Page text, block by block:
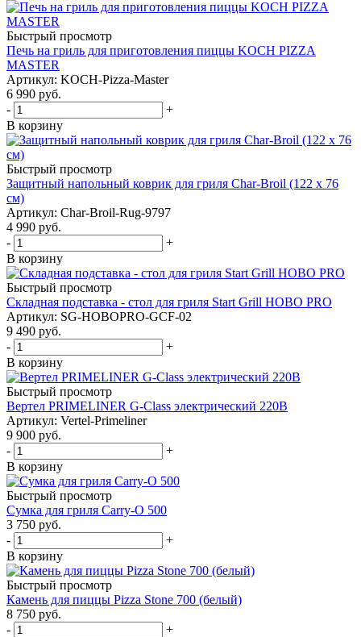
Быстрый просмотр
Печь на гриль для приготовления пиццы KOCH PIZZA
MASTER
Артикул: KOCH-Pizza-Master
6 990 руб.
-
+
В корзину
Быстрый просмотр
Защитный напольный коврик для гриля Char-Broil (122 х 76
см)
Артикул: Char-Broil-Rug-9797
4 990 руб.
-
+
В корзину
Быстрый просмотр
Складная подставка - стол для гриля Start Grill HOBO PRO
Артикул: SG-HOBOPRO-GCF-02
9 490 руб.
-
+
В корзину
Быстрый просмотр
Вертел PRIMELINER G-Class электрический 220В
Артикул: Vertel-Primeliner
9 900 руб.
-
+
В корзину
Быстрый просмотр
Сумка для гриля Carry-O 500
3 750 руб.
-
+
В корзину
Быстрый просмотр
Камень для пиццы Pizza Stone 700 (белый)
8 750 руб.
-
+